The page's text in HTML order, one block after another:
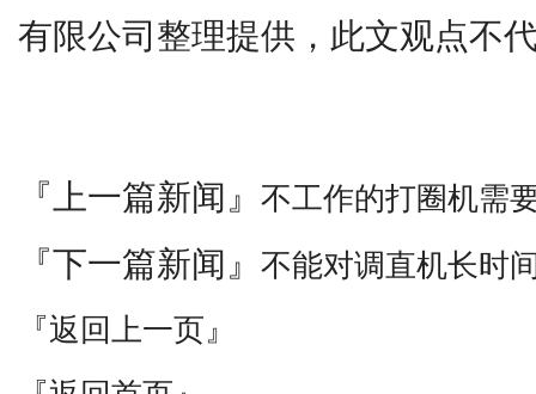
有限公司整理提供，此文观点不
『上一篇新闻』 不工作的打圈机需
『下一篇新闻』 不能对调直机长时
『返回上一页』